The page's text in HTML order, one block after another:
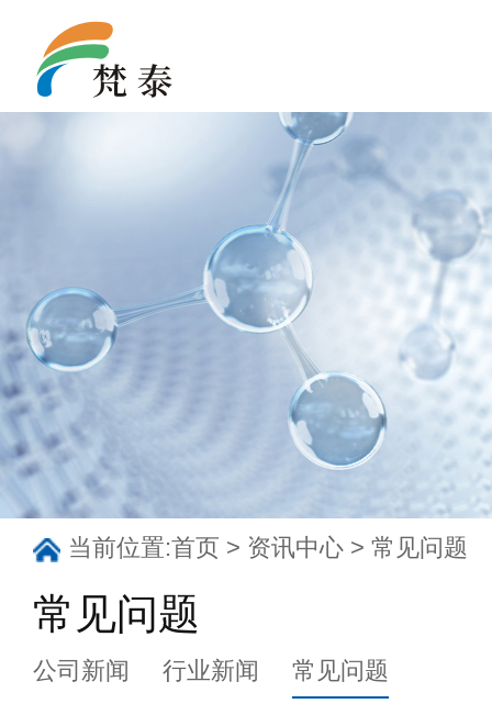
当前位置:首页 > 资讯中心 > 常见问题
常见问题
公司新闻 行业新闻 常见问题